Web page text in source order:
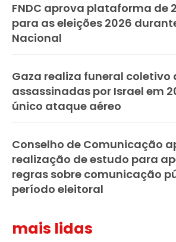
FNDC aprova plataforma de
para as eleições 2026
Nacional
Gaza realiza funeral coletivo
assassinadas por Israel em
único ataque aéreo
Conselho de Comunicação
realização de estudo para
regras sobre comunicação
período eleitoral
mais lidas